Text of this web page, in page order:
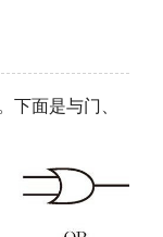
面是与门、